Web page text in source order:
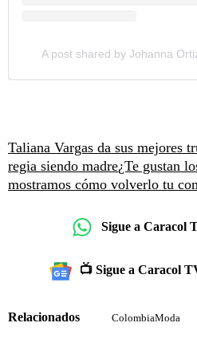
A post shared by Johanna
Taliana Vargas da sus mejores
regia siendo madre¿Te gustan
mostramos cómo volverlo tu
Sigue a Caracol
📺 Sigue a Caracol
Relacionados ColombiaModa